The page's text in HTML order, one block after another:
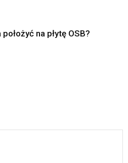
na płytę OSB?